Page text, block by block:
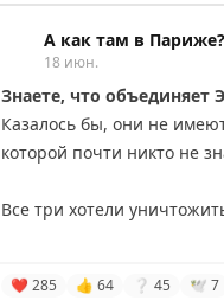
И есть ещё один факт,
монастырский комплекс
В 1793 году его не
этому до наших дней
садами, историческими
упорно не замечает.
А как там в
18 июн.
Знаете, что
Казалось бы, они не
которой почти никто не
Все три хотели
эксплуатации.
❤ 285 👍 64 ❔ 45 🕊 7